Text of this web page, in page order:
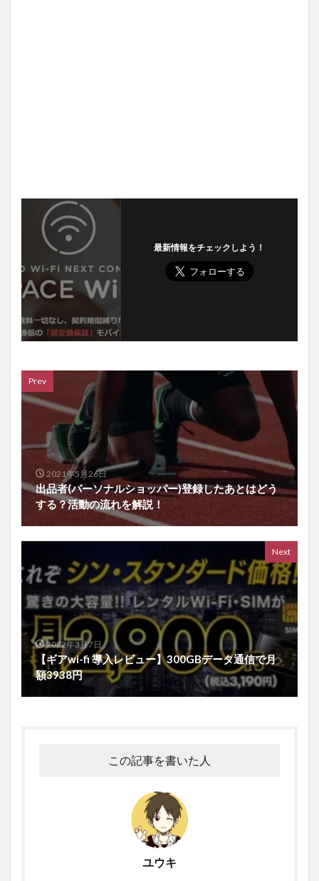
最新情報をチェックしよう！
Prev
2021年5月26日
出品者(パーソナルショッパー)登録したあとはどう
する？活動の流れを解説！
Next
2022年3月7日
【ギアwi-fi 導入レビュー】300GBデータ通信で月
額3938円
この記事を書いた人
ユウキ